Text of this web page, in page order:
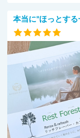
本当に"ほっとする